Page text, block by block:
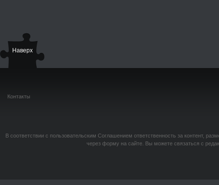
Наверх
Контакты
В соответствии с пользовательским Соглашением ответственность за контент,
через форму на сайте. Вы можете связаться с